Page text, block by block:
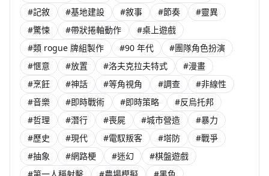
#記敘
#基地建設 #敘事 #節奏
#靈異
#驚悚
#帶狀捲軸動作
#桌上遊戲
#類 rogue 牌組製作
#90 年代
#團隊角色扮演
#愜意
#放置 #洛夫克拉夫特式
#漫畫
#烹飪
#神話 #等角視角 #調查
#非線性
#音樂
#即時戰術 #即時策略
#反烏托邦
#哲理
#潛行 #喪屍 #城市營造
#暴力
#歷史
#現代 #電馭叛客 #塔防
#戰爭
#抽象
#網路梗 #迷幻
#棋盤遊戲